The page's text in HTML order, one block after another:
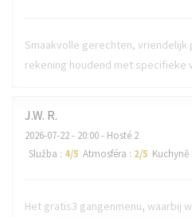
Smaakvolle gerechten,
rekening houdend met specifieke
J.W. R
2026-07-22- 20:00 - Hosté 2
Služba : 4/5 Atmosféra : 2/5 Kuchyně
Het gratis3 gangenmenu, waarbij